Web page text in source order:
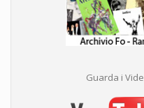
Guarda i